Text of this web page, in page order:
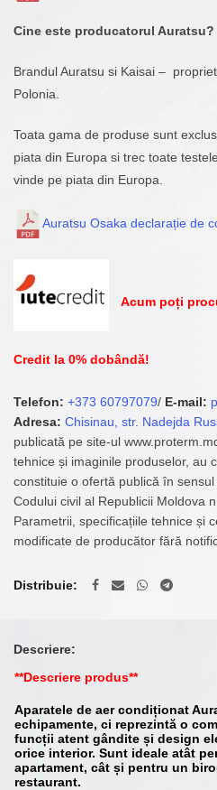
Cine este producatorul Auratsu?
Brandul Auratsu si Kaisai –
Polonia.
Toata gama de produse sunt
piata din Europa si trec toate
vinde pe piata din Europa.
Auratsu Osaka declarație de
Acum poți
Credit la 0% dobândă!
Telefon: +373 60797079/ E-mail:
Adresa: Chisinau, str. Nadejda
publicată pe site-ul
tehnice și imaginile produselor, au
constituie o ofertă publică în
Codului civil al Republicii Moldova
Parametrii, specificațiile tehnice și
modificate de producător fără
Distribuie
Descriere:
**Descriere produs**
Aparatele de aer condiționat
echipamente, ci reprezintă o
funcții atent gândite și design
orice interior. Sunt ideale atât
apartament, cât și pentru un
restaurant.